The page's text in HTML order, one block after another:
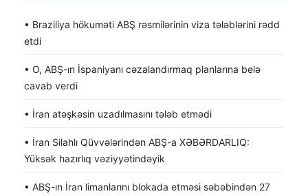
• Braziliya hökuməti ABŞ rəsmilərinin viza tələblərini rədd
etdi
• O, ABŞ-ın İspaniyanı cəzalandırmaq planlarına belə
cavab verdi
• İran atəşkəsin uzadılmasını tələb etmədi
• İran Silahlı Qüvvələrindən ABŞ-a XƏBƏRDARLIQ:
Yüksək hazırlıq vəziyyətindəyik
• ABŞ-ın İran limanlarını blokada etməsi səbəbindən 27